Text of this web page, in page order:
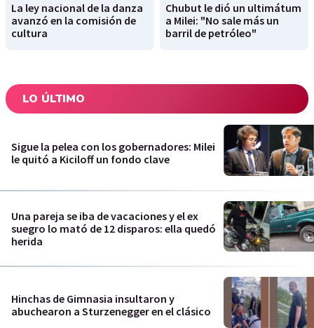
La ley nacional de la danza
avanzó en la comisión de
cultura
Chubut le dió un ultimátum
a Milei: "No sale más un
barril de petróleo"
LO ÚLTIMO
Sigue la pelea con los gobernadores: Milei
le quitó a Kiciloff un fondo clave
Una pareja se iba de vacaciones y el ex
suegro lo mató de 12 disparos: ella quedó
herida
Hinchas de Gimnasia insultaron y
abuchearon a Sturzenegger en el clásico